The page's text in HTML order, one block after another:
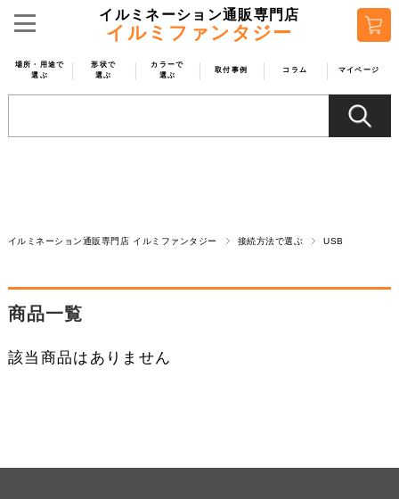
イルミネーション通販専門店
イルミファンタジー
場所・用途で
選ぶ
形状で
選ぶ
カラーで
選ぶ
取付事例 コラム マイページ
イルミネーション通販専門店 イルミファンタジー 接続方法で選ぶ USB
商品一覧
該当商品はありません